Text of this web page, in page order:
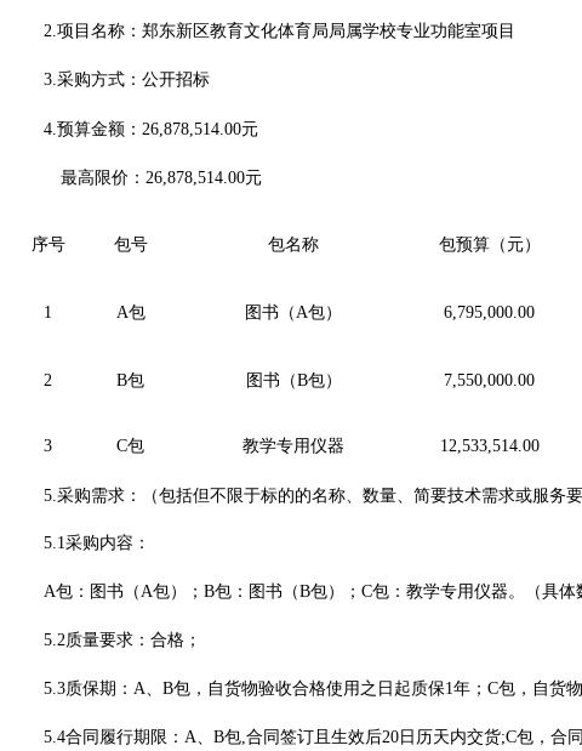
2.项目名称：郑东新区教育文化体育局局属学校专业功能室项目
3.采购方式：公开招标
4.预算金额：26,878,514.00元
最高限价： 26,878,514.00元
序号 包号 包名称 包预算（元）
1 A包 图书（A包） 6,795,000.00
2 B包 图书（B包） 7,550,000.00
3 C包 教学专用仪器 12,533,514.00
5.采购需求：（包括但不限于标的的名称、数量、简要技术需求或服务要
5.1采购内容：
A包：图书（A包）；B包：图书（B包）；C包：教学专用仪器。（具体
5.2质量要求：合格；
5.3质保期：A、B包，自货物验收合格使用之日起质保1年；C包，自货
5.4合同履行期限：A、B包,合同签订且生效后20日历天内交货;C包，合